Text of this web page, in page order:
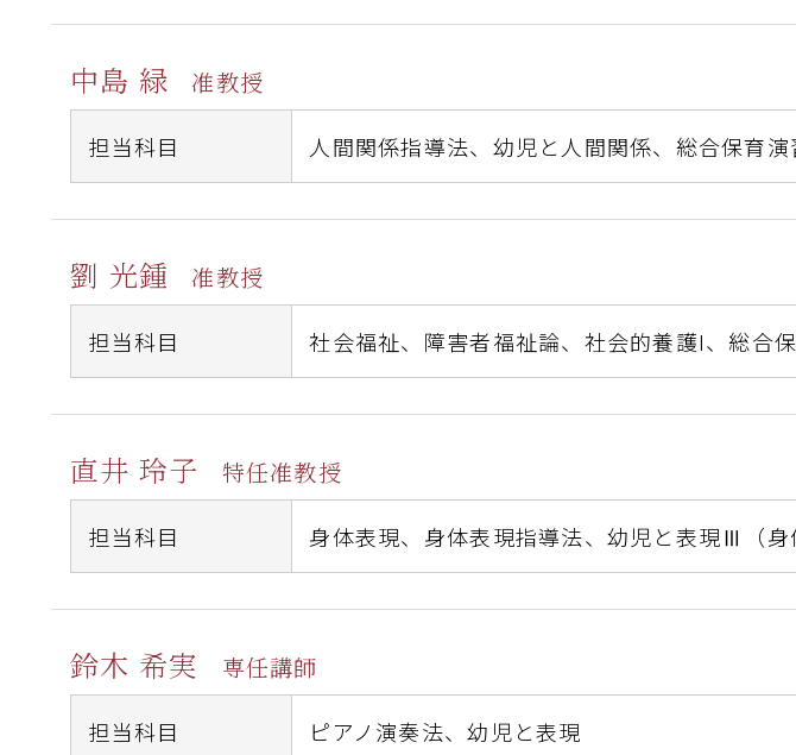
中島 緑 准教授
担当科目 人間関係指導法、 幼児と人間関係、 総合保育
劉 光鍾 准教授
担当科目 社会福祉、 障害者福祉論、 社会的養護I、総合
直井 玲子 特任准教授
担当科目 身体表現、 身体表現指導法、 幼児と表現Ⅲ（身
鈴木 希実 専任講師
担当科目 ピアノ演奏法、幼児と表現